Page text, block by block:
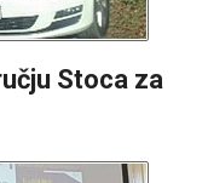
Stoca za